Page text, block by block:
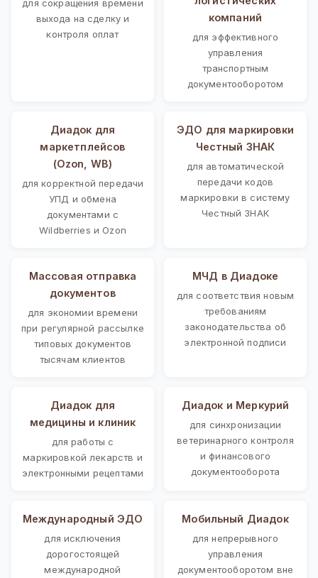
для сокращения времени
выхода на сделку и
контроля оплат
компаний
для эффективного
управления
транспортным
документооборотом
Диадок для
маркетплейсов
(Ozon, WB)
для корректной передачи
УПД и обмена
документами с
Wildberries и Ozon
ЭДО для маркировки
Честный ЗНАК
для автоматической
передачи кодов
маркировки в систему
Честный ЗНАК
Массовая отправка
документов
для экономии времени
при регулярной рассылке
типовых документов
тысячам клиентов
МЧД в Диадоке
для соответствия новым
требованиям
законодательства об
электронной подписи
Диадок для
медицины и клиник
для работы с
маркировкой лекарств и
электронными рецептами
Диадок и Меркурий
для синхронизации
ветеринарного контроля
и финансового
документооборота
Международный ЭДО
для исключения
дорогостоящей
международной
Мобильный Диадок
для непрерывного
управления
документооборотом вне